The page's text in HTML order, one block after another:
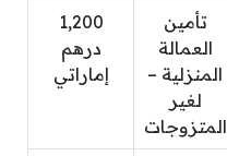
تأمين
العمالة
المنزلية –
لغير
المتزوجات
1,200
درهم
إماراتي